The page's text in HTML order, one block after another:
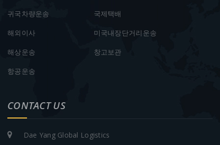
귀국차량운송
해외이사
해상운송
항공운송
국제택배
미국내장단거리운송
창고보관
CONTACT US
Dae Yang Global Logistics